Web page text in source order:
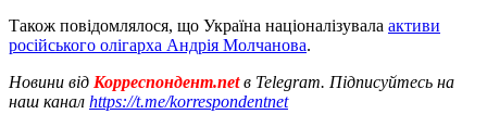
Також повідомлялося, що Україна націоналізувала активи
російського олігарха Андрія Молчанова.
Новини від Корреспондент.netв Telegram. Підписуйтесь на
наш канал https://t.me/korrespondentnet